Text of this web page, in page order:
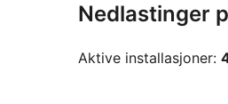
Nedlastinger
Aktive installasjoner: